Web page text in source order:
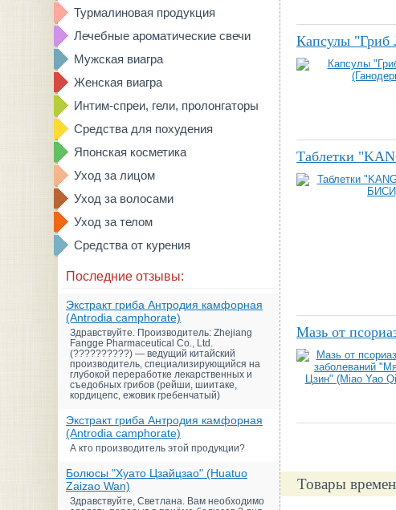
Турмалиновая продукция
Лечебные ароматические свечи
Мужская виагра
Женская виагра
Интим-спреи, гели, пролонгаторы
Средства для похудения
Японская косметика
Уход за лицом
Уход за волосами
Уход за телом
Средства от курения
Последние отзывы:
Экстракт гриба Антродия камфорная
(Antrodia camphorate)
Здравствуйте. Производитель: Zhejiang
Fangge Pharmaceutical Co., Ltd.
(??????????) — ведущий китайский
производитель, специализирующийся на
глубокой переработке лекарственных и
съедобных грибов (рейши, шиитаке,
кордицепс, ежовик гребенчатый)
Экстракт гриба Антродия камфорная
(Antrodia camphorate)
А кто производитель этой продукции?
Болюсы "Хуато Цзайцзао" (Huatuo
Zaizao Wan)
Здравствуйте, Светлана. Вам необходимо
Капсулы "Гриб
Таблетки
Мазь от
Товары